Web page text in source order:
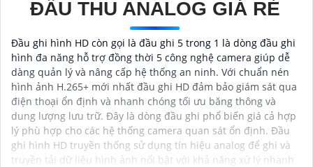
ĐẦU THU ANALOG GIÁ RẺ
Đầu ghi hình HD còn gọi là đầu ghi 5 trong 1 là dòng đầu ghi
hình đa năng hỗ trợ đồng thời 5 công nghệ camera giúp dễ
dàng quản lý và nâng cấp hệ thống an ninh. Với chuẩn nén
hình ảnh H.265+ mới nhất đầu ghi HD đảm bảo giám sát qua
điện thoại ổn định và nhanh chóng tối ưu băng thông và
dung lượng lưu trữ. Đây là dòng đầu ghi phổ biến giá cả hợp
lý phù hợp cho các hệ thống camera quan sát ổn định. Đầu
ghi hình HD truyền thống sử dụng tín hiệu analog để ghi và
truyền tải dữ liệu hình ảnh nổi bật với khả năng xử lý nhanh